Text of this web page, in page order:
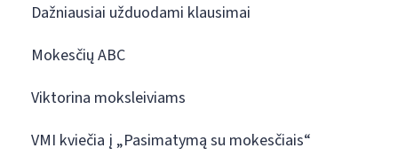
Dažniausiai užduodami klausimai
Mokesčių ABC
Viktorina moksleiviams
VMI kviečia į „Pasimatymą su mokesčiais“